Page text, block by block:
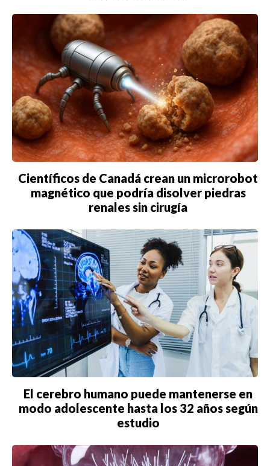
Científicos de Canadá crean un microrobot
magnético que podría disolver piedras
renales sin cirugía
El cerebro humano puede mantenerse en
modo adolescente hasta los 32 años según
estudio